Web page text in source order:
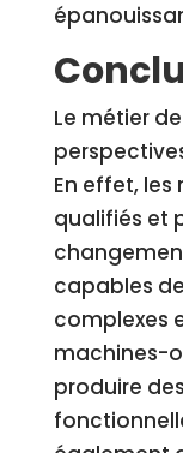
Le métier
En effet,
qualifiés et
capables
complexes
machines-
produire